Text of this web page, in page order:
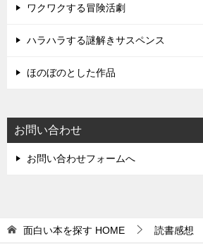
ワクワクする冒険活劇
ハラハラする謎解きサスペンス
ほのぼのとした作品
お問い合わせ
お問い合わせフォームへ
面白い本を探す HOME 読書感想